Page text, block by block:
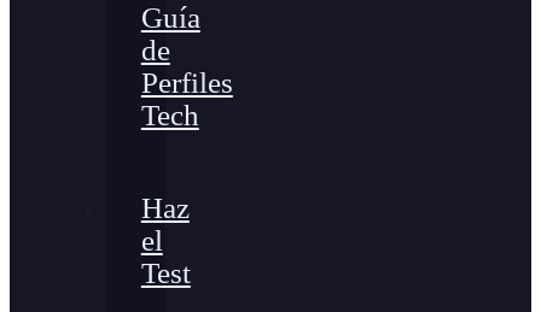
Guía
de
Perfiles
Tech
Haz
el
Test